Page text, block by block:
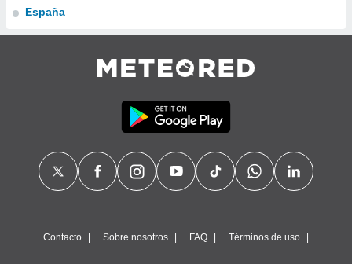
aceptar
España
Contacto Sobre nosotros FAQ Términos de uso